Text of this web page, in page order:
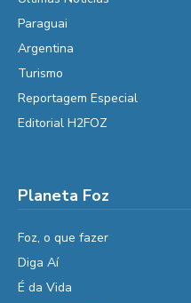
Paraguai
Argentina
Turismo
Reportagem Especial
Editorial H2FOZ
Planeta Foz
Foz, o que fazer
Diga Aí
É da Vida